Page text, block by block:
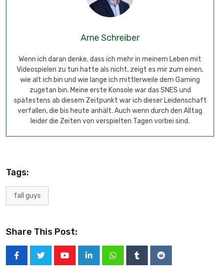
Arne Schreiber
Wenn ich daran denke, dass ich mehr in meinem Leben mit
Videospielen zu tun hatte als nicht, zeigt es mir zum einen,
wie alt ich bin und wie lange ich mittlerweile dem Gaming
zugetan bin. Meine erste Konsole war das SNES und
spätestens ab diesem Zeitpunkt war ich dieser Leidenschaft
verfallen, die bis heute anhält. Auch wenn durch den Alltag
leider die Zeiten von verspielten Tagen vorbei sind.
Tags:
fall guys
Share This Post: